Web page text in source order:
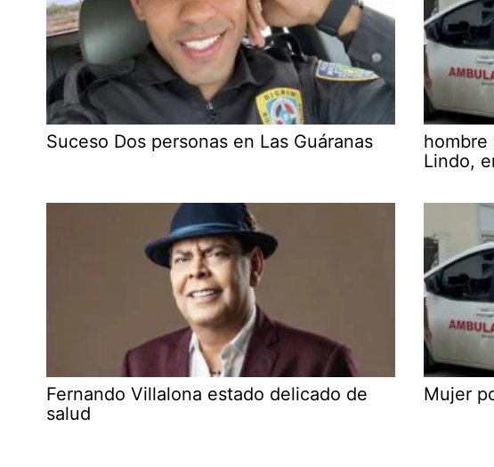
Suceso Dos personas en Las Guáranas
hombre
Lindo,
Fernando Villalona estado delicado de
salud
Mujer